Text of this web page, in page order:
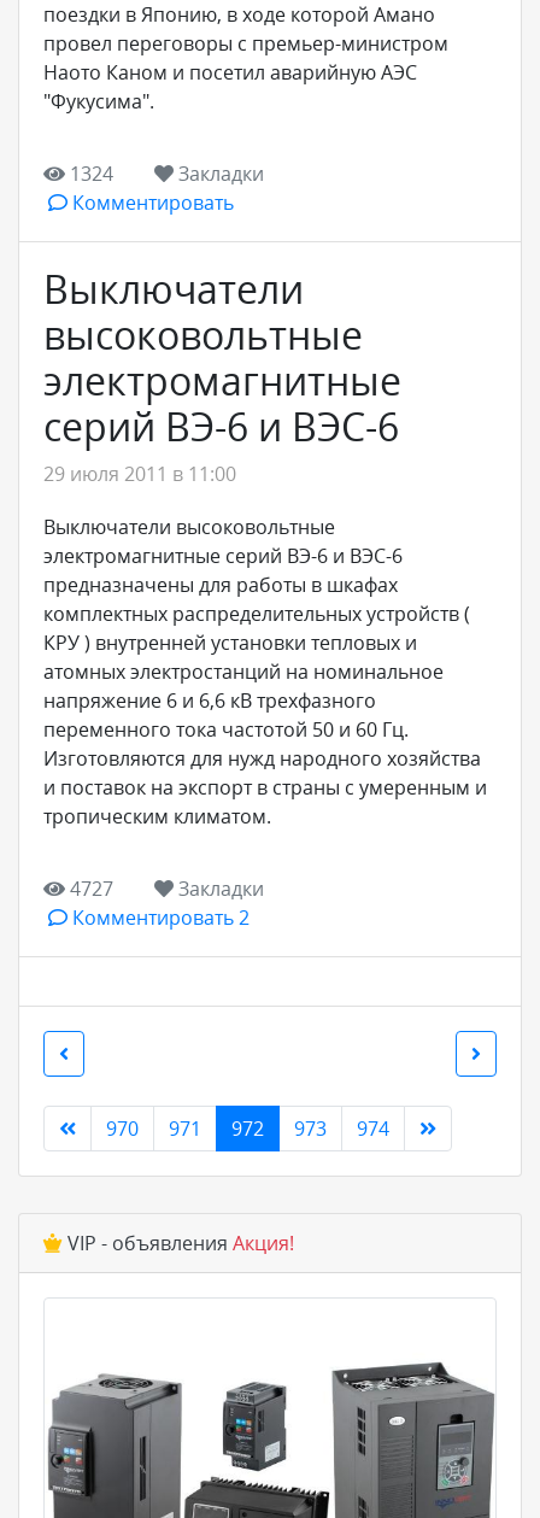
поездки в Японию, в ходе которой Амано
провел переговоры с премьер-министром
Наото Каном и посетил аварийную АЭС
"Фукусима".
1324
Закладки
Комментировать
Выключатели
высоковольтные
электромагнитные
серий ВЭ-6 и ВЭС-6
29 июля 2011 в 11:00
Выключатели высоковольтные
электромагнитные серий ВЭ-6 и ВЭС-6
предназначены для работы в шкафах
комплектных распределительных устройств (
КРУ ) внутренней установки тепловых и
атомных электростанций на номинальное
напряжение 6 и 6,6 кВ трехфазного
переменного тока частотой 50 и 60 Гц.
Изготовляются для нужд народного хозяйства
и поставок на экспорт в страны с умеренным и
тропическим климатом.
4727
Закладки
Комментировать 2
970 971 972 973 974
VIP - объявления Акция!